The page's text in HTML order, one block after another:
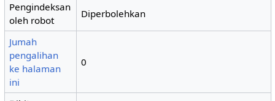
Pengindeksan
oleh robot
Diperbolehkan
Jumah
pengalihan
ke halaman
ini
0